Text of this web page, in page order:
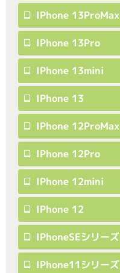
IPhone 13ProMax
IPhone 13Pro
IPhone 13mini
IPhone 13
IPhone 12ProMax
IPhone 12Pro
IPhone 12mini
IPhone 12
IPhoneSEシリーズ
IPhone11シリーズ